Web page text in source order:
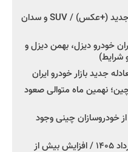
کرمان موتور به دنبال ۲ محصول جدید (+عکس) / SUV و سدان
خودرو دیزل، بهمن دیزل و
جدید بازار خودرو ایران
چین؛ نهمین ماه متوالی صعود
خودروسازان چینی وجود
اعلام قیمت جدید پارس نوا در مرداد ۱۴۰۵ / افزایش بیش از